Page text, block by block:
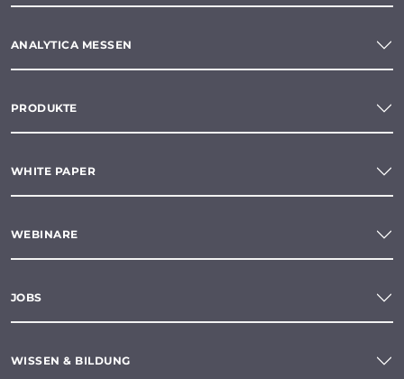
ANALYTICA MESSEN
PRODUKTE
WHITE PAPER
WEBINARE
JOBS
WISSEN & BILDUNG